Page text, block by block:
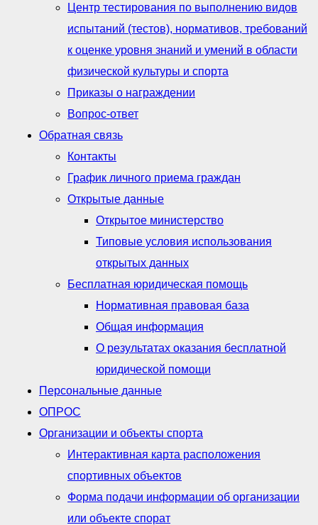
Центр тестирования по выполнению видов
испытаний (тестов), нормативов, требований
к оценке уровня знаний и умений в области
физической культуры и спорта
Приказы о награждении
Вопрос-ответ
Обратная связь
Контакты
График личного приема граждан
Открытые данные
Открытое министерство
Типовые условия использования
открытых данных
Бесплатная юридическая помощь
Нормативная правовая база
Общая информация
О результатах оказания бесплатной
юридической помощи
Персональные данные
ОПРОС
Организации и объекты спорта
Интерактивная карта расположения
спортивных объектов
Форма подачи информации об организации
или объекте спорат